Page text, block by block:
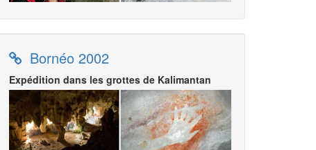
Bornéo 2002
Expédition dans les grottes de Kalimantan